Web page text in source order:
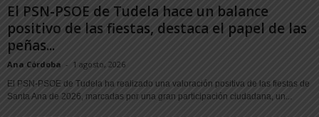
El PSN-PSOE de Tudela hace un balance
positivo de las fiestas, destaca el papel de las
peñas...
Ana Córdoba - 1 agosto, 2026
El PSN-PSOE de Tudela ha realizado una valoración positiva de las fiestas de
Santa Ana de 2026, marcadas por una gran participación ciudadana, un...